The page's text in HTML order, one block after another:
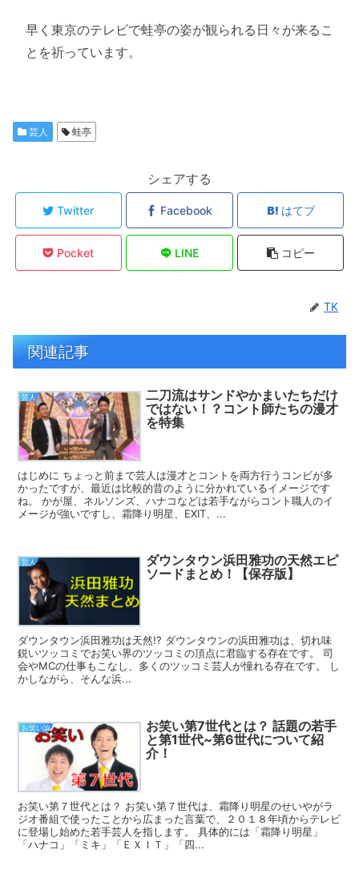
早く東京のテレビで蛙亭の姿が観られる日々が来るこ
とを祈っています。
芸人 蛙亭
シェアする
Twitter Facebook はてブ
Pocket LINE コピー
TK
関連記事
芸人
二刀流はサンドやかまいたちだけ
ではない！？コント師たちの漫才
を特集
はじめに ちょっと前まで芸人は漫才とコントを両方行うコンビが多
かったですが、最近は比較的昔のように分かれているイメージです
ね。 かが屋、ネルソンズ、ハナコなどは若手ながらコント職人のイ
メージが強いですし、霜降り明星、EXIT、...
芸人
ダウンタウン浜田雅功の天然エピ
ソードまとめ！【保存版】
ダウンタウン浜田雅功は天然!? ダウンタウンの浜田雅功は、切れ味
鋭いツッコミでお笑い界のツッコミの頂点に君臨する存在です。 司
会やMCの仕事もこなし、多くのツッコミ芸人が憧れる存在です。 し
かしながら、そんな浜...
お笑い論
お笑い第7世代とは？ 話題の若手
と第1世代~第6世代について紹
介！
お笑い第７世代とは？ お笑い第７世代は、霜降り明星のせいやがラ
ジオ番組で使ったことから広まった言葉で、２０１８年頃からテレビ
に登場し始めた若手芸人を指します。 具体的には「霜降り明星」
「ハナコ」「ミキ」「ＥＸＩＴ」「四...